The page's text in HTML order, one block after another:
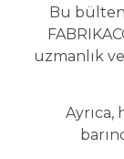
Bu
uzmanlık